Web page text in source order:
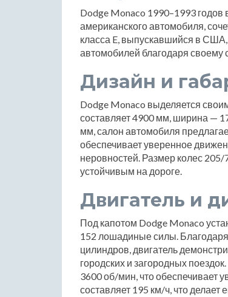
Dodge Monaco 1990–1993 годов
американского автомобиля,
класса E, выпускавшийся в
автомобилей благодаря своему
Дизайн и
Dodge Monaco выделяется
составляет 4900 мм, ширина —
мм, салон автомобиля
обеспечивает уверенное
неровностей. Размер колес
устойчивым на дороге.
Двигатель и
Под капотом Dodge Monaco
152 лошадиные силы.
цилиндров, двигатель
городских и загородных
3600 об/мин, что обеспечивает
составляет 195 км/ч, что